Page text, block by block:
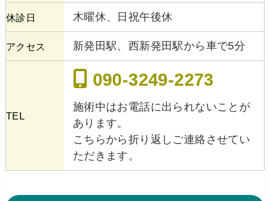
休診日 木曜休、日祝午後休
アクセス 新発田駅、西新発田駅から車で5分
TEL
090-3249-2273
施術中はお電話に出られないことが
あります。
こちらから折り返しご連絡させてい
ただきます。